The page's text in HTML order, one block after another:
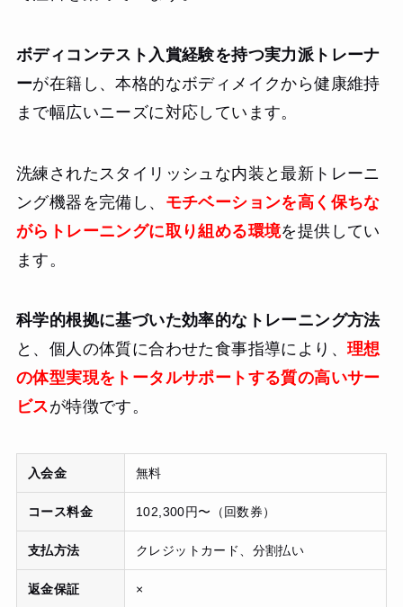
ボディコンテスト入賞経験を持つ実力派トレーナ
ーが在籍し、本格的なボディメイクから健康維持
まで幅広いニーズに対応しています。
洗練されたスタイリッシュな内装と最新トレーニ
ング機器を完備し、 モチベーションを高く保ちな
がらトレーニングに取り組める環境を提供してい
ます。
科学的根拠に基づいた効率的なトレーニング方法
と、個人の体質に合わせた食事指導により、 理想
の体型実現をトータルサポートする質の高いサー
ビスが特徴です。
入会金 無料
コース料金 102,300円〜（回数券）
支払方法 クレジットカード、分割払い
返金保証 ×